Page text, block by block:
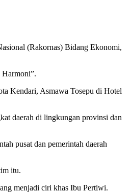
(Rakornas) Bidang Ekonomi,
Kendari, Asmawa Tosepu di Hotel
daerah di lingkungan provinsi dan
pusat dan pemerintah daerah
itu.
menjadi ciri khas Ibu Pertiwi.